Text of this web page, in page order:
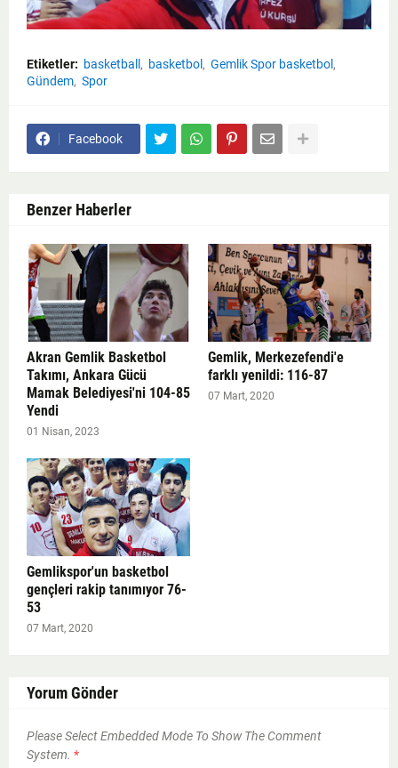
Etiketler: basketball basketbol
Gemlik Spor basketbol
Gündem Spor
Facebook
Benzer Haberler
Akran Gemlik Basketbol
Takımı, Ankara Gücü
Mamak Belediyesi'ni 104-85
Yendi
01 Nisan, 2023
Gemlik, Merkezefendi'e
farklı yenildi: 116-87
07 Mart, 2020
Gemlikspor'un basketbol
gençleri rakip tanımıyor 76-
53
07 Mart, 2020
Yorum Gönder
Please Select Embedded Mode To Show The Comment
System. *